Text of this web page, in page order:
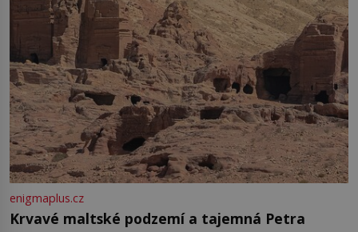
enigmaplus.cz
Krvavé maltské podzemí a tajemná Petra